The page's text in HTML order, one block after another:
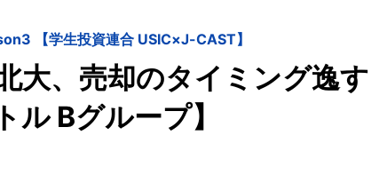
【学生投資連合 USIC×J-CAST】
大、売却のタイミング逸す
ル Bグループ】